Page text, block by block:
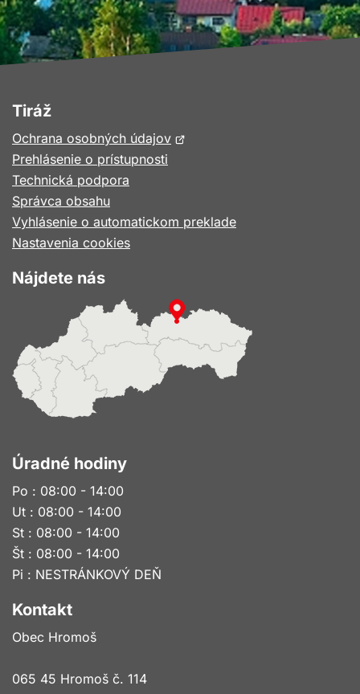
Tiráž
Ochrana osobných údajovOtvorí
okne
Prehlásenie o prístupnosti
Technická podpora
Správca obsahu
Vyhlásenie o automatickom preklade
Nastavenia cookies
Nájdete nás
Úradné hodiny
Po : 08:00 - 14:00
Ut : 08:00 - 14:00
St : 08:00 - 14:00
Št : 08:00 - 14:00
Pi : NESTRÁNKOVÝ DEŇ
Kontakt
Obec Hromoš
065 45 Hromoš č. 114